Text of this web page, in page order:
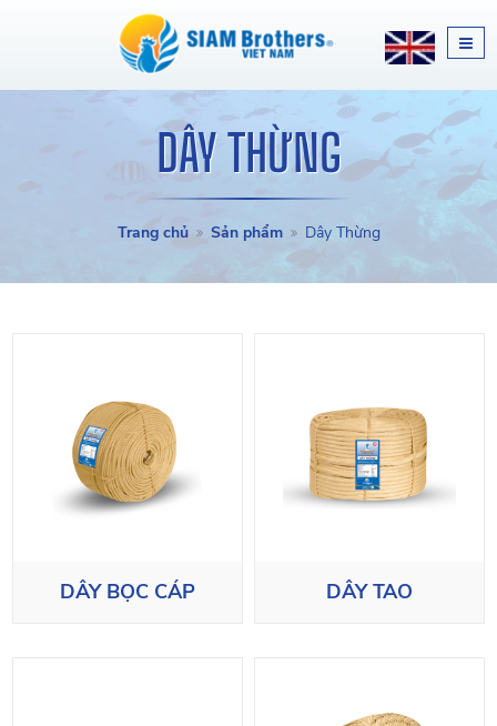
DÂY THỪNG
Trang chủ Sản phẩm Dây Thừng
DÂY BỌC CÁP DÂY TAO